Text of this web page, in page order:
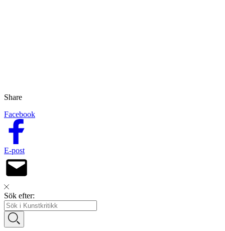
Share
Facebook
E-post
Sök efter: